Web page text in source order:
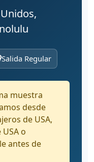
Salida Regular
muestra
desde
de USA,
o
antes de